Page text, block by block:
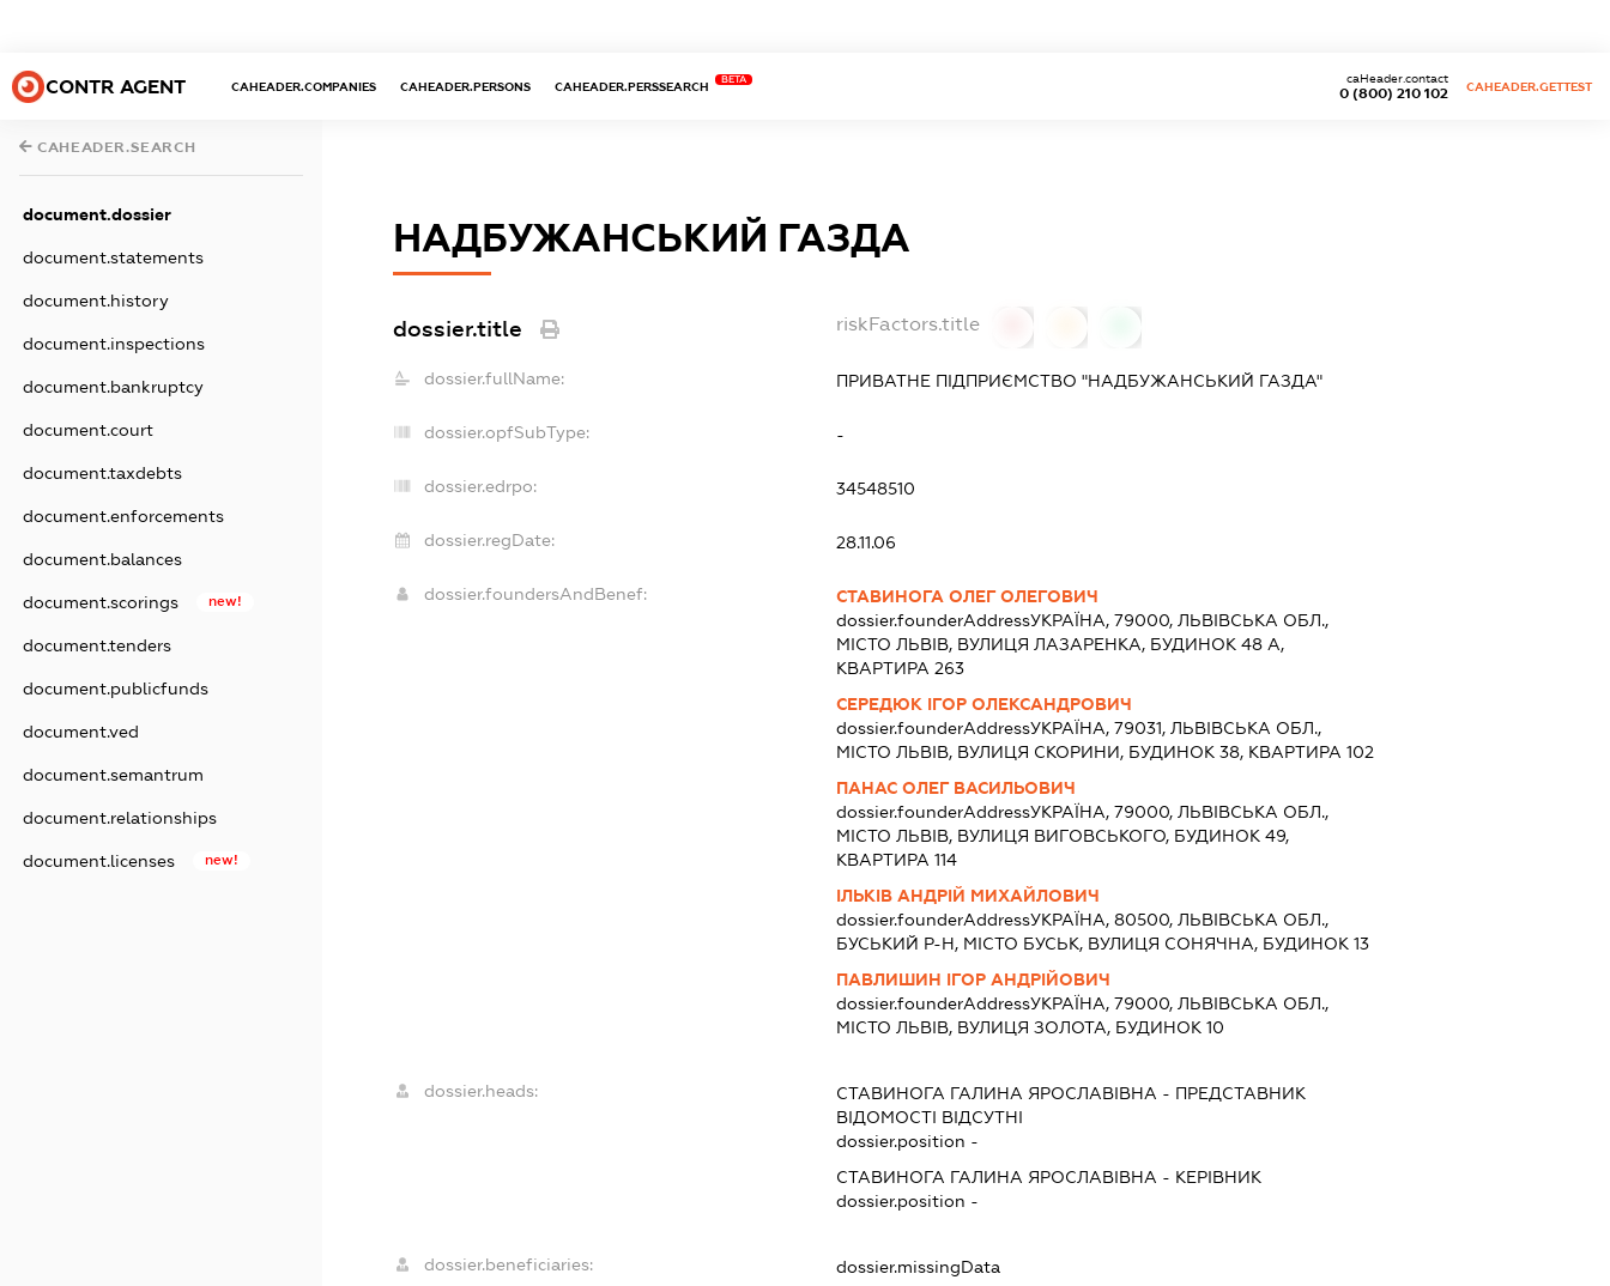
CONTR AGENT CAHEADER.COMPANIES CAHEADER.PERSONS CAHEADER.PERSSEARCH
BETA
0 (800) 210 102
caHeader.contact
CAHEADER.GETTEST
CAHEADER.SEARCH
document.dossier
document.statements
document.history
document.inspections
document.bankruptcy
document.court
document.taxdebts
document.enforcements
document.balances
document.scorings new!
document.tenders
document.publicfunds
document.ved
document.semantrum
document.relationships
document.licenses new!
НАДБУЖАНСЬКИЙ ГАЗДА
dossier.title riskFactors.title
dossier.fullName: ПРИВАТНЕ ПІДПРИЄМСТВО "НАДБУЖАНСЬКИЙ ГАЗДА"
dossier.opfSubType: -
dossier.edrpo: 34548510
dossier.regDate: 28.11.06
dossier.foundersAndBenef:
СТАВИНОГА ОЛЕГ ОЛЕГОВИЧ
dossier.founderAddressУКРАЇНА, 79000, ЛЬВІВСЬКА ОБЛ.,
МІСТО ЛЬВІВ, ВУЛИЦЯ ЛАЗАРЕНКА, БУДИНОК 48 А,
КВАРТИРА 263
СЕРЕДЮК ІГОР ОЛЕКСАНДРОВИЧ
dossier.founderAddressУКРАЇНА, 79031, ЛЬВІВСЬКА ОБЛ.,
МІСТО ЛЬВІВ, ВУЛИЦЯ СКОРИНИ, БУДИНОК 38, КВАРТИРА 102
ПАНАС ОЛЕГ ВАСИЛЬОВИЧ
dossier.founderAddressУКРАЇНА, 79000, ЛЬВІВСЬКА ОБЛ.,
МІСТО ЛЬВІВ, ВУЛИЦЯ ВИГОВСЬКОГО, БУДИНОК 49,
КВАРТИРА 114
ІЛЬКІВ АНДРІЙ МИХАЙЛОВИЧ
dossier.founderAddressУКРАЇНА, 80500, ЛЬВІВСЬКА ОБЛ.,
БУСЬКИЙ Р-Н, МІСТО БУСЬК, ВУЛИЦЯ СОНЯЧНА, БУДИНОК 13
ПАВЛИШИН ІГОР АНДРІЙОВИЧ
dossier.founderAddressУКРАЇНА, 79000, ЛЬВІВСЬКА ОБЛ.,
МІСТО ЛЬВІВ, ВУЛИЦЯ ЗОЛОТА, БУДИНОК 10
dossier.heads: СТАВИНОГА ГАЛИНА ЯРОСЛАВІВНА - ПРЕДСТАВНИК
ВІДОМОСТІ ВІДСУТНІ
dossier.position -
СТАВИНОГА ГАЛИНА ЯРОСЛАВІВНА - КЕРІВНИК
dossier.position -
dossier.beneficiaries: dossier.missingData